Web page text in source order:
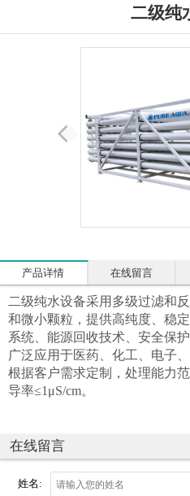
二级纯
产品详情 在线留言
二级纯水设备采用多级过滤和
和微小颗粒，提供高纯度、稳
系统、能源回收技术、安全保
广泛应用于医药、化工、电子
根据客户需求定制，处理能力
导率≤1μS/cm。
在线留言
姓名: